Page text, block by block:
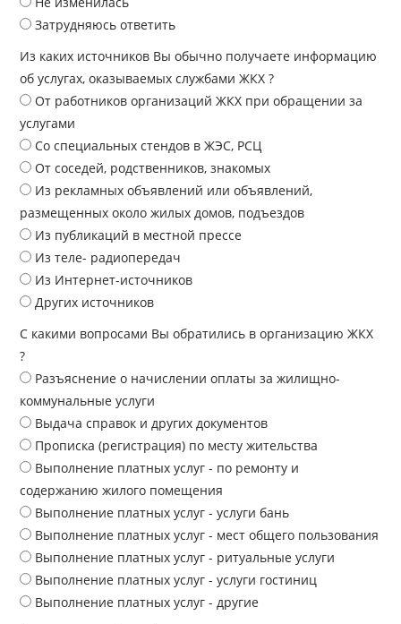
Затрудняюсь ответить
Из каких источников Вы обычно получаете информацию
об услугах, оказываемых службами ЖКХ ?
От работников организаций ЖКХ при обращении за
услугами
Со специальных стендов в ЖЭС, РСЦ
От соседей, родственников, знакомых
Из рекламных объявлений или объявлений,
размещенных около жилых домов, подъездов
Из публикаций в местной прессе
Из теле- радиопередач
Из Интернет-источников
Других источников
С какими вопросами Вы обратились в организацию ЖКХ
?
Разъяснение о начислении оплаты за жилищно-
коммунальные услуги
Выдача справок и других документов
Прописка (регистрация) по месту жительства
Выполнение платных услуг - по ремонту и
содержанию жилого помещения
Выполнение платных услуг - услуги бань
Выполнение платных услуг - мест общего пользования
Выполнение платных услуг - ритуальные услуги
Выполнение платных услуг - услуги гостиниц
Выполнение платных услуг - другие